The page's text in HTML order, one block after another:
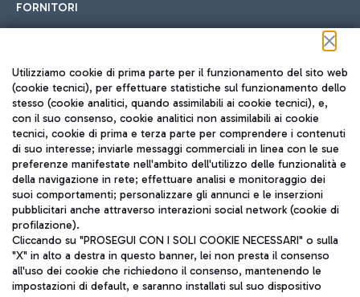
FORNITORI
Seguici sui social
TRAVEL JOURNAL
ITA
Utilizziamo cookie di prima parte per il funzionamento del sito web
(cookie tecnici), per effettuare statistiche sul funzionamento dello
stesso (cookie analitici, quando assimilabili ai cookie tecnici), e,
con il suo consenso, cookie analitici non assimilabili ai cookie
tecnici, cookie di prima e terza parte per comprendere i contenuti
di suo interesse; inviarle messaggi commerciali in linea con le sue
preferenze manifestate nell'ambito dell'utilizzo delle funzionalità e
della navigazione in rete; effettuare analisi e monitoraggio dei
suoi comportamenti; personalizzare gli annunci e le inserzioni
pubblicitari anche attraverso interazioni social network (cookie di
profilazione).
Cliccando su "PROSEGUI CON I SOLI COOKIE NECESSARI" o sulla
"X" in alto a destra in questo banner, lei non presta il consenso
all'uso dei cookie che richiedono il consenso, mantenendo le
impostazioni di default, e saranno installati sul suo dispositivo